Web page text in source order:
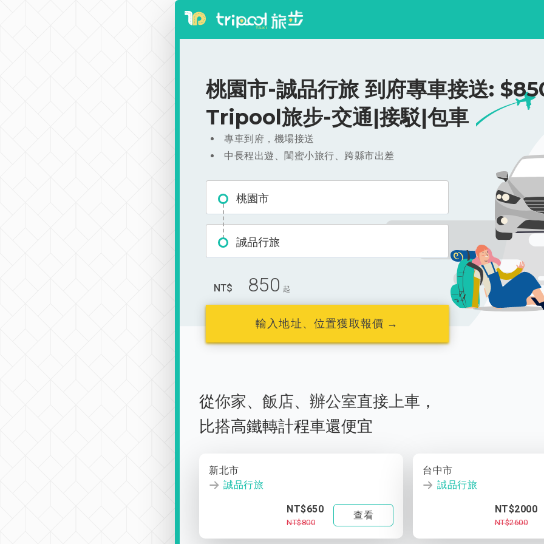
桃園市-誠品行旅 到府專車接送:
Tripool旅步-交通|接駁|包車
專車到府，機場接送
中長程出遊、閨蜜小旅行、跨縣市出差
桃園市
誠品行旅
NT$ 850 起
輸入地址、位置獲取報價 →
從你家、 飯店、 辦公室直接上車，
比搭高鐵轉計程車還便宜
新北市
誠品行旅
NT$650
NT$800
查看
台中市
誠品行旅
NT$2000
NT$2600